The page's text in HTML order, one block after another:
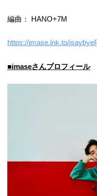
編曲： HANO+7M
https://imase.lnk.to/
■imaseさんプロフィール